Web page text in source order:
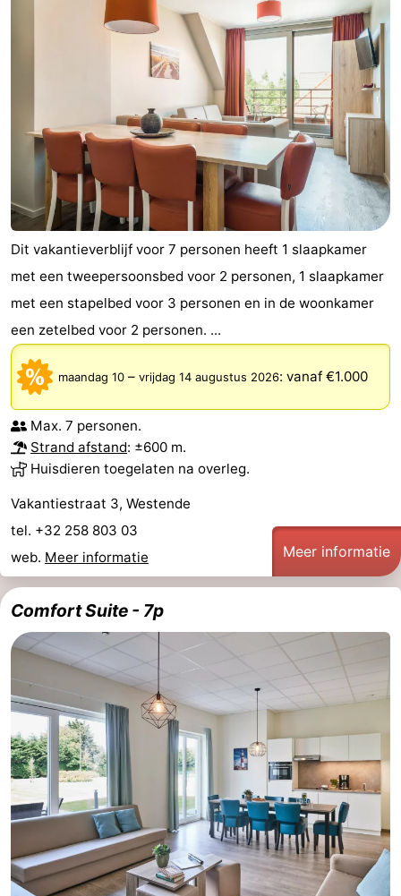
Dit vakantieverblijf voor 7 personen heeft 1 slaapkamer
met een tweepersoonsbed voor 2 personen, 1 slaapkamer
met een stapelbed voor 3 personen en in de woonkamer
een zetelbed voor 2 personen. ...
maandag 10 – vrijdag 14 augustus 2026: vanaf €1.000
Max. 7 personen.
Strand afstand: ±600 m.
Huisdieren toegelaten na overleg.
Vakantiestraat 3, Westende
tel. +32 258 803 03
web. Meer informatie Meer informatie
Comfort Suite - 7p